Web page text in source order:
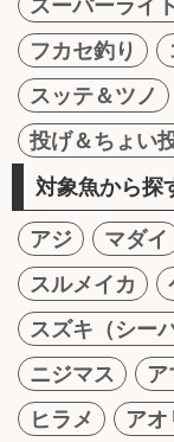
スーパーライ
フカセ釣り
スッテ＆ツノ
投げ＆ちょい
対象魚から探
アジ マダイ
スルメイカ
スズキ（シー
ニジマス
ア
ヒラメ
アオ